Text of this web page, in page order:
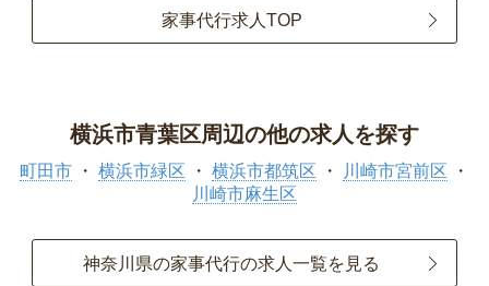
家事代行求人TOP
横浜市青葉区周辺の他の求人を探す
町田市 横浜市緑区 横浜市都筑区
川崎市宮前区
川崎市麻生区
神奈川県の家事代行の求人一覧を見る